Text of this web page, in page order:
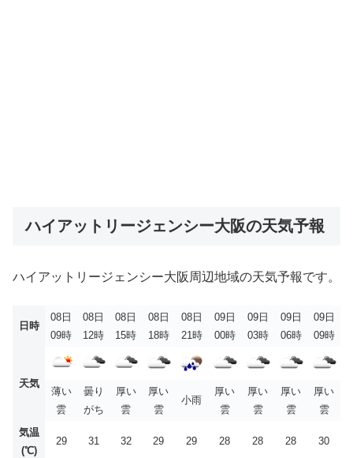
ハイアットリージェンシー大阪の天気予報
ハイアットリージェンシー大阪周辺地域の天気予報です。
日時
08日
09時
08日
12時
08日
15時
08日
18時
08日
21時
09日
00時
09日
03時
09日
06時
09日
09時
天気
薄い
雲
曇り
がち
厚い
雲
厚い
雲
小雨
厚い
雲
厚い
雲
厚い
雲
厚い
雲
気温
(℃)
29 31 32 29 29 28 28 28 30